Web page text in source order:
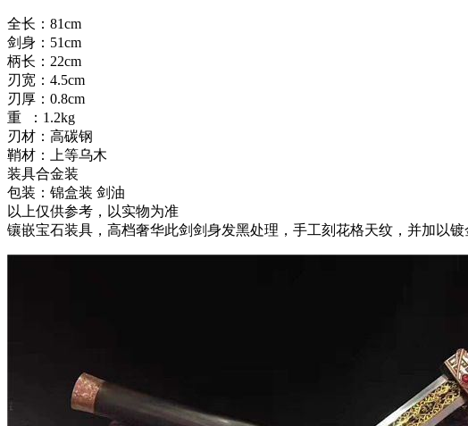
全长：81cm
剑身：51cm
柄长：22cm
刃宽：4.5cm
刃厚：0.8cm
重 ：1.2kg
刃材：高碳钢
鞘材：上等乌木
装具合金装
包装：锦盒装 剑油
以上仅供参考，以实物为准
镶嵌宝石装具，高档奢华此剑剑身发黑处理，手工刻花格天纹，并加以镀